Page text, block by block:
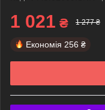
1 021 ₴ 1 277 ₴
Економія 256 ₴